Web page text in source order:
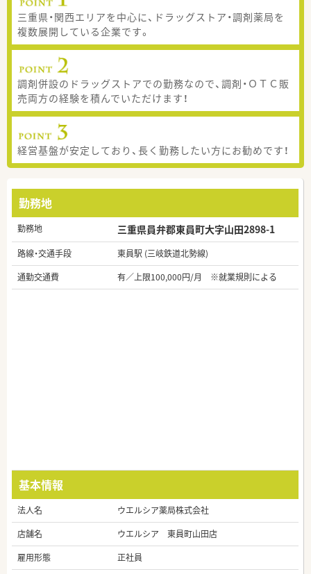
三重県・関西エリアを中心に、ドラッグストア・調剤薬局を
複数展開している企業です。
調剤併設のドラッグストアでの勤務なので、調剤・ＯＴＣ販
売両方の経験を積んでいただけます！
経営基盤が安定しており、長く勤務したい方にお勧めです！
勤務地
勤務地 三重県員弁郡東員町大字山田2898-1
路線・交通手段
東員駅 (三岐鉄道北勢線)
通勤交通費
有／上限100,000円/月 ※就業規則による
基本情報
法人名
ウエルシア薬局株式会社
店舗名
ウエルシア 東員町山田店
雇用形態
正社員